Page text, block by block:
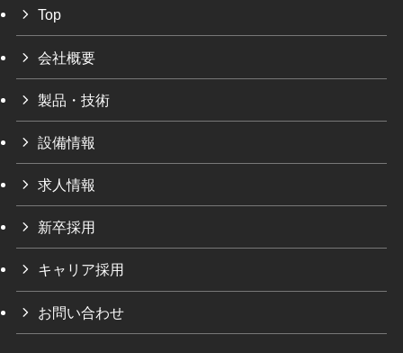
Top
会社概要
製品・技術
設備情報
求人情報
新卒採用
キャリア採用
お問い合わせ